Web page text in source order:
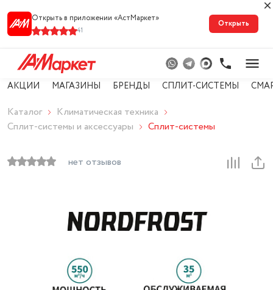
Открыть в приложении «АстМарке‪т‬»
41
Открыть
АКЦИИ МАГАЗИНЫ БРЕНДЫ СПЛИТ-СИСТЕМЫ
Каталог
Климатическая техника
Сплит-системы и аксессуары
Сплит-системы
нет отзывов